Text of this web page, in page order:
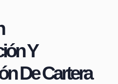
Y
De Cartera